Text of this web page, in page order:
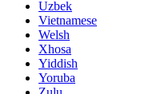
Uzbek
Vietnamese
Welsh
Xhosa
Yiddish
Yoruba